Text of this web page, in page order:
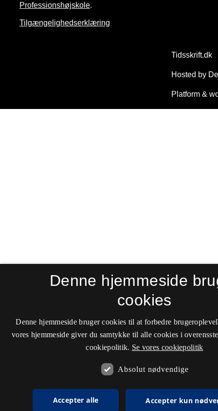
Professionshøjskole.
Tilgængelighedserklæring
Denne hjemmeside
cookies
Denne hjemmeside bruger cookies til at forbedre
vores hjemmeside giver du samtykke til alle cookies i
cookiepolitik. Se vores cookiepolitik
Absolut nødvendige
Accepter alle Accepter kun